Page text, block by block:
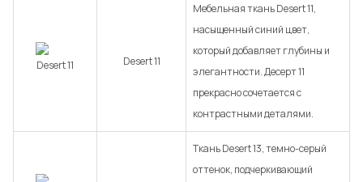
Desert 11
Мебельная ткань Desert 11,
насыщенный синий цвет,
который добавляет глубины и
элегантности. Десерт 11
прекрасно сочетается с
контрастными деталями.
Ткань Desert 13, темно-серый
оттенок, подчеркивающий